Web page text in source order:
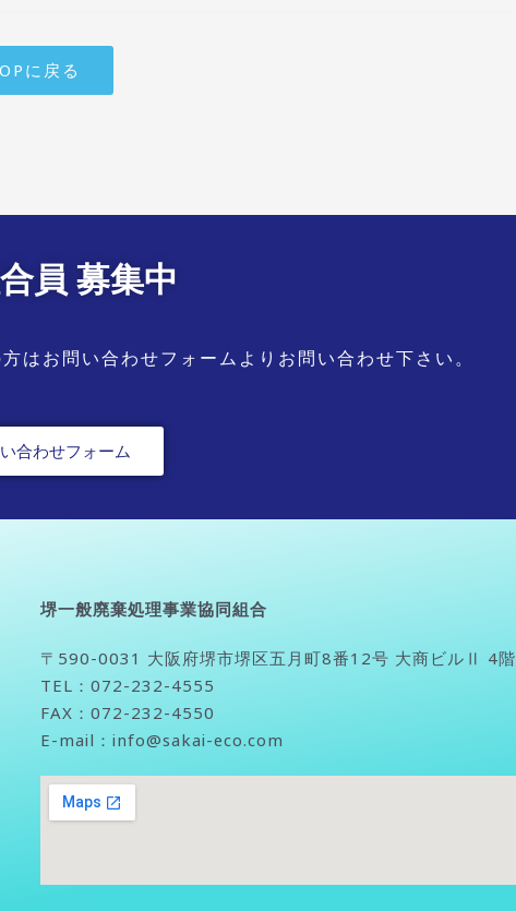
に戻る
員 募集中
はお問い合わせフォームよりお問い合わせ下さい。
合わせフォーム
堺一般廃棄処理事業協同組合
〒590-0031 大阪府堺市堺区五月町8番12号 大商ビルⅡ 4階
TEL：072-232-4555
FAX：072-232-4550
E-mail：info@sakai-eco.com